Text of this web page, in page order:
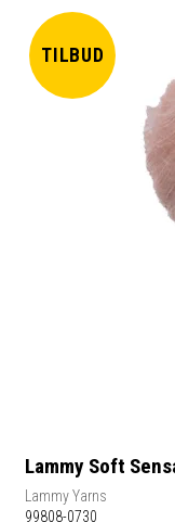
TILBUD
Lammy Soft
Lammy Yarns
99808-0730